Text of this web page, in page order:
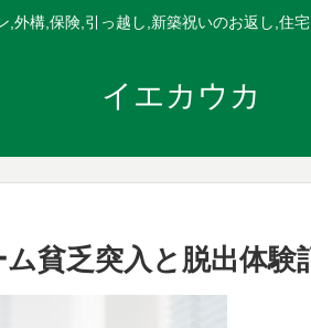
構,保険,引っ越し,新築祝いのお返し,住
イエカウカ
貧乏突入と脱出体験